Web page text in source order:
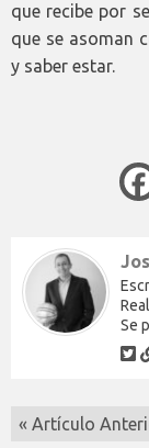
que recibe por
que se asoman
y saber estar.
Se
« Artículo